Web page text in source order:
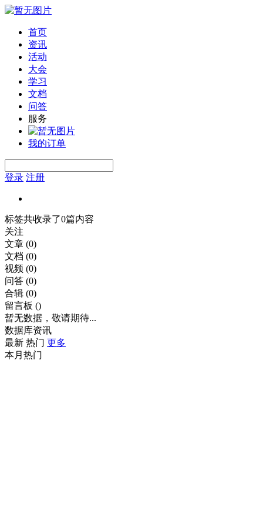
首页
资讯
活动
大会
学习
文档
问答
服务
我的订单
登录 注册
标签共收录了0篇内容
关注
文章 (0)
文档 (0)
视频 (0)
问答 (0)
合辑 (0)
留言板 ()
暂无数据，敬请期待...
数据库资讯
最新 热门 更多
本月热门